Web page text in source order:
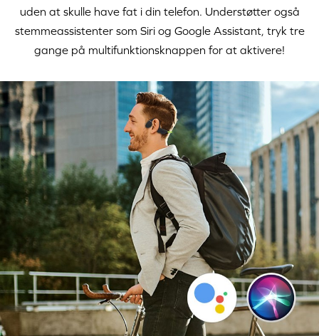
uden at skulle have fat i din telefon. Understøtter også
stemmeassistenter som Siri og Google Assistant, tryk tre
gange på multifunktionsknappen for at aktivere!